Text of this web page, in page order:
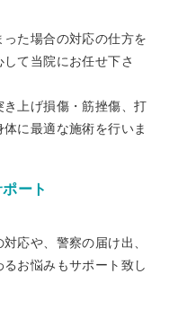
た場合の対応の仕方を
て当院にお任せ下さ
上げ損傷・筋挫傷、打
に最適な施術を行いま
ート
応や、警察の届け出、
お悩みもサポート致し